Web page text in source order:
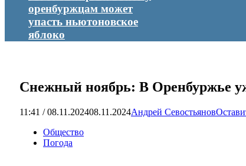
оренбуржцам может
упасть ньютоновское
яблоко
Снежный ноябрь: В Оренбуржье
11:41 / 08.11.202408.11.2024Андрей Севостьянов
Общество
Погода